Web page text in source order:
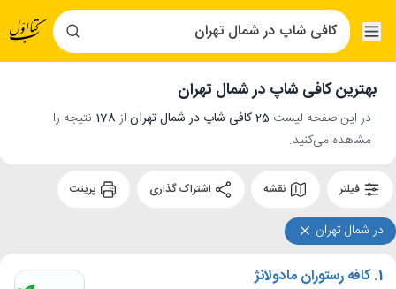
بهترین کافی شاپ در شمال تهران
در این صفحه لیست 25 کافی شاپ در شمال تهران از 178 نتیجه را
مشاهده می‌کنید.
فیلتر نقشه
در شمال تهران
1. کافه رستوران مادولانژ